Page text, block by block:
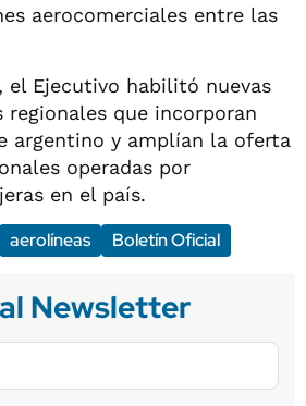
aerocomerciales entre las
el Ejecutivo habilitó nuevas
regionales que incorporan
argentino y amplían la oferta
operadas por
en el país.
aerolíneas Boletín Oficial
Newsletter